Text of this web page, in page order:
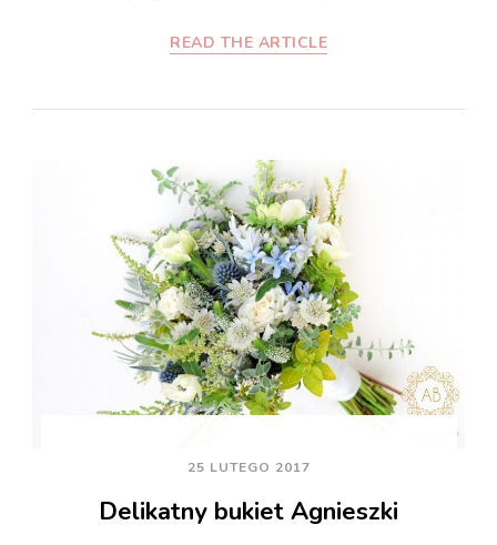
READ THE ARTICLE
25 LUTEGO 2017
Delikatny bukiet Agnieszki